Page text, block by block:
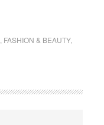
FASHION & BEAUTY,